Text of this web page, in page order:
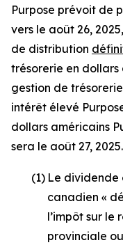
Purpose prévoit de
vers le août 26,
de distribution
trésorerie en dollars
gestion de
intérêt élevé
dollars américains
sera le août 27, 2025.
(1) Le dividende
canadien «
l’impôt sur le
provinciale